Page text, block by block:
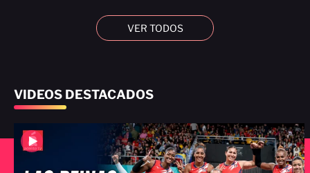
VER TODOS
VIDEOS DESTACADOS